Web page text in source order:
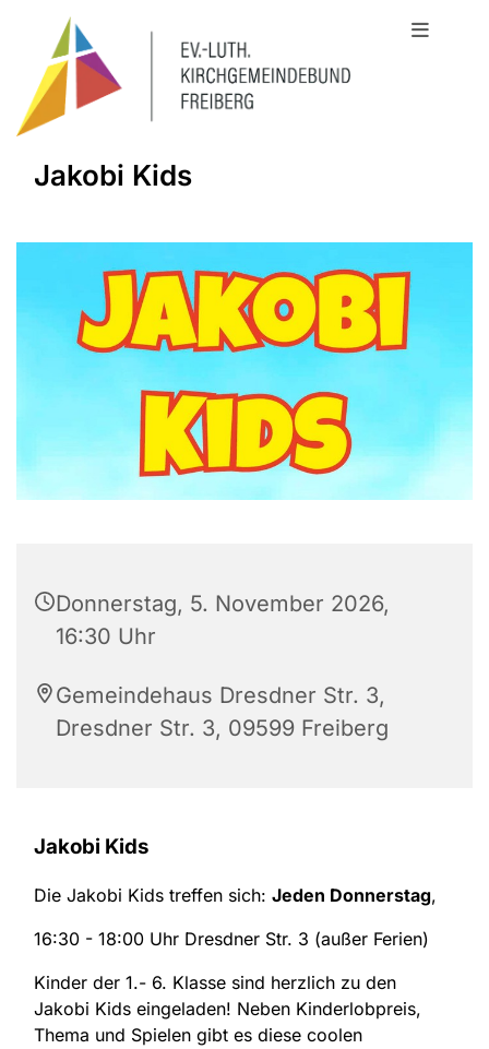
Jakobi Kids
Donnerstag, 5. November 2026,
16:30 Uhr
Gemeindehaus Dresdner Str. 3,
Dresdner Str. 3, 09599 Freiberg
Jakobi Kids
Die Jakobi Kids treffen sich: Jeden Donnerstag,
16:30 - 18:00 Uhr Dresdner Str. 3 (außer Ferien)
Kinder der 1.- 6. Klasse sind herzlich zu den
Jakobi Kids eingeladen! Neben Kinderlobpreis,
Thema und Spielen gibt es diese coolen